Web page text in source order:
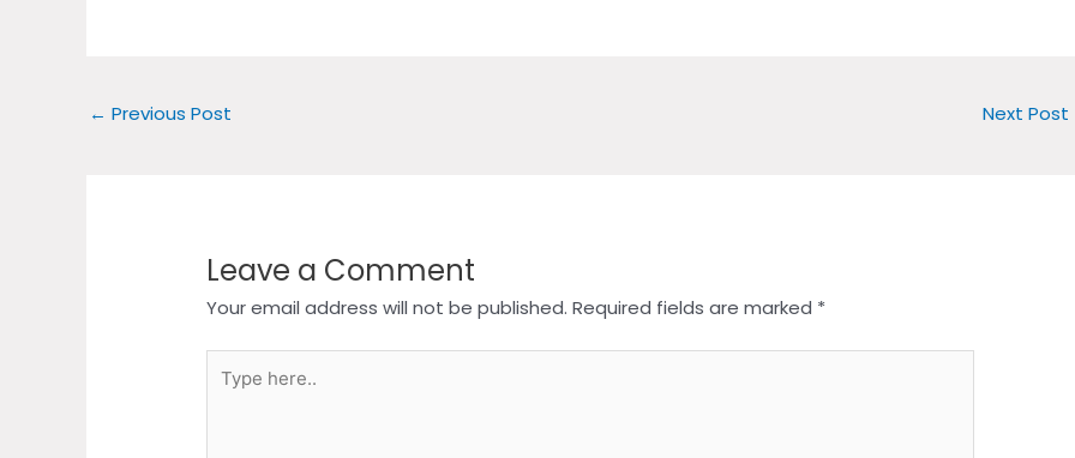
← Previous Post Next Post
Leave a Comment
Your email address will not be published. Required fields are marked *
here..